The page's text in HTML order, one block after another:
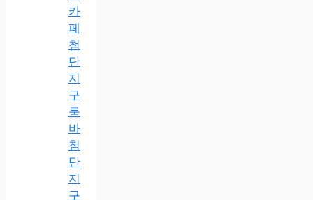
카
페
첨
단
지
구
룸
바
첨
단
지
구